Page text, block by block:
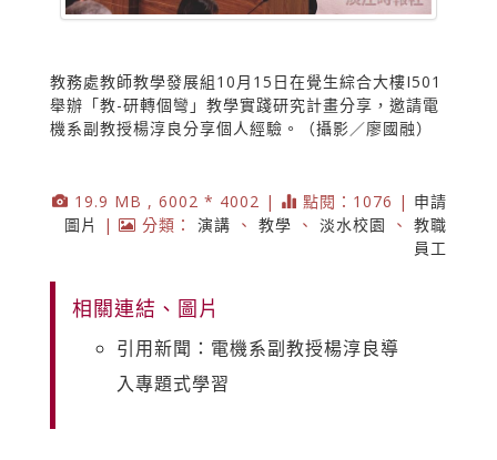
教務處教師教學發展組10月15日在覺生綜合大樓I501
舉辦「教-研轉個彎」教學實踐研究計畫分享，邀請電
機系副教授楊淳良分享個人經驗。（攝影／廖國融）
19.9 MB , 6002 * 4002 | 點閱：1076 | 申請
圖片
| 分類： 演講 、 教學 、 淡水校園 、 教職
員工
相關連結、圖片
引用新聞：電機系副教授楊淳良導
入專題式學習